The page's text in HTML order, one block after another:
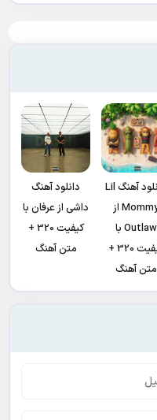
دانلود آهنگ Lil
Mommy از
Outlaw با
کیفیت 320 +
متن آهنگ
دانلود آهنگ
داشی از عرفان با
کیفیت 320 +
متن آهنگ